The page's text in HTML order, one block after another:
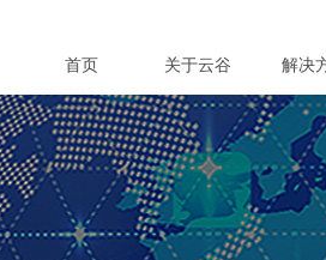
首页 关于云谷 解决